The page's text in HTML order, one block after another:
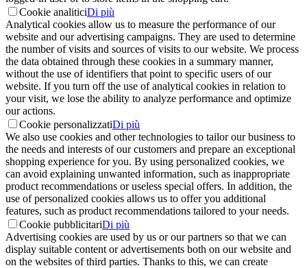
Cookie analiticiDi più
Analytical cookies allow us to measure the performance of our
website and our advertising campaigns. They are used to determine
the number of visits and sources of visits to our website. We process
the data obtained through these cookies in a summary manner,
without the use of identifiers that point to specific users of our
website. If you turn off the use of analytical cookies in relation to
your visit, we lose the ability to analyze performance and optimize
our actions.
Cookie personalizzatiDi più
We also use cookies and other technologies to tailor our business to
the needs and interests of our customers and prepare an exceptional
shopping experience for you. By using personalized cookies, we
can avoid explaining unwanted information, such as inappropriate
product recommendations or useless special offers. In addition, the
use of personalized cookies allows us to offer you additional
features, such as product recommendations tailored to your needs.
Cookie pubblicitariDi più
Advertising cookies are used by us or our partners so that we can
display suitable content or advertisements both on our website and
on the websites of third parties. Thanks to this, we can create